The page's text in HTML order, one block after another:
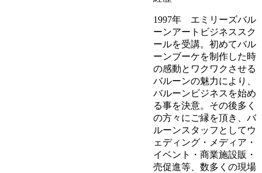
1997年 エミリーズバル
ーンアートビジネススク
ールを受講。初めてバル
ーンブーケを制作した時
の感動とワクワクさせる
バルーンの魅力により、
バルーンビジネスを始め
る事を決意。その後多く
の方々にご縁を頂き、バ
ルーンスタッフとしてウ
ェディング・メディア・
イベント・商業施設販・
売促進等、数多くの現場